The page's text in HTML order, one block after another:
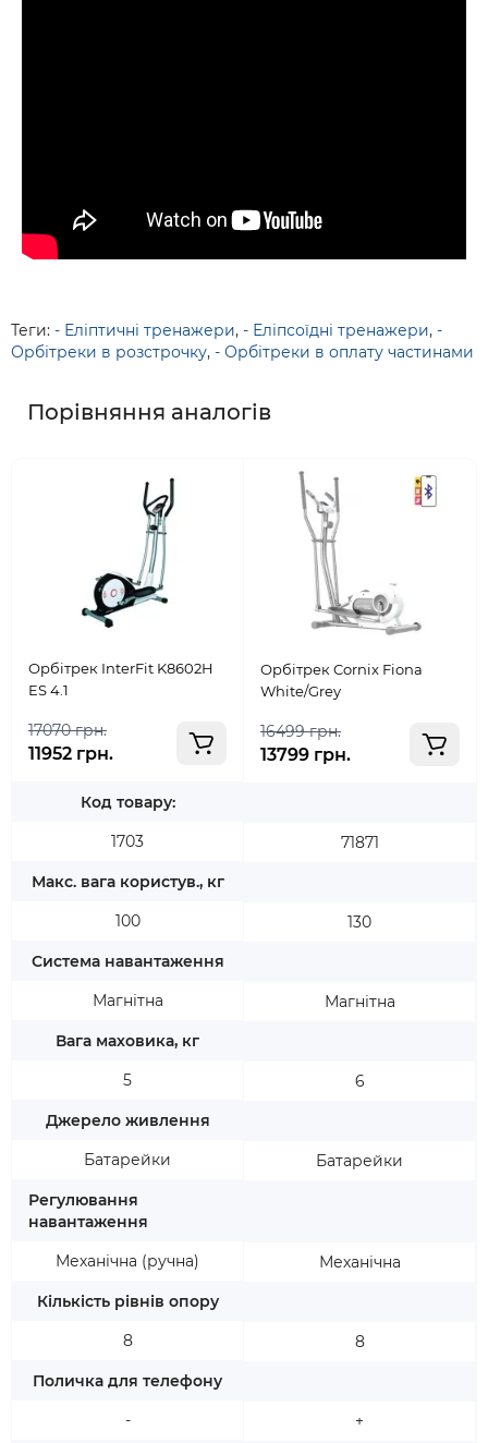
Теги: - Еліптичні тренажери, - Еліпсоїдні тренажери, -
Орбітреки в розстрочку, - Орбітреки в оплату частинами
Порівняння аналогів
Орбітрек InterFit K8602H
ES 4.1
17070 грн.
11952 грн.
Код товару:
1703
Макс. вага користув., кг
100
Система навантаження
Магнітна
Вага маховика, кг
5
Джерело живлення
Батарейки
Регулювання
навантаження
Механічна (ручна)
Кількість рівнів опору
8
Поличка для телефону
-
Орбітрек Cornix Fiona
White/Grey
16499 грн.
13799 грн.
71871
130
Магнітна
6
Батарейки
Механічна
8
+